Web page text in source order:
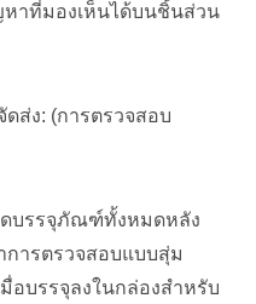
าที่มองเห็นได้บนชิ้นส่วน
ดส่ง: (การตรวจสอบ
ดบรรจุภัณฑ์ทั้งหมดหลัง
การตรวจสอบแบบสุ่ม
บรรจุลงในกล่องสำหรับ